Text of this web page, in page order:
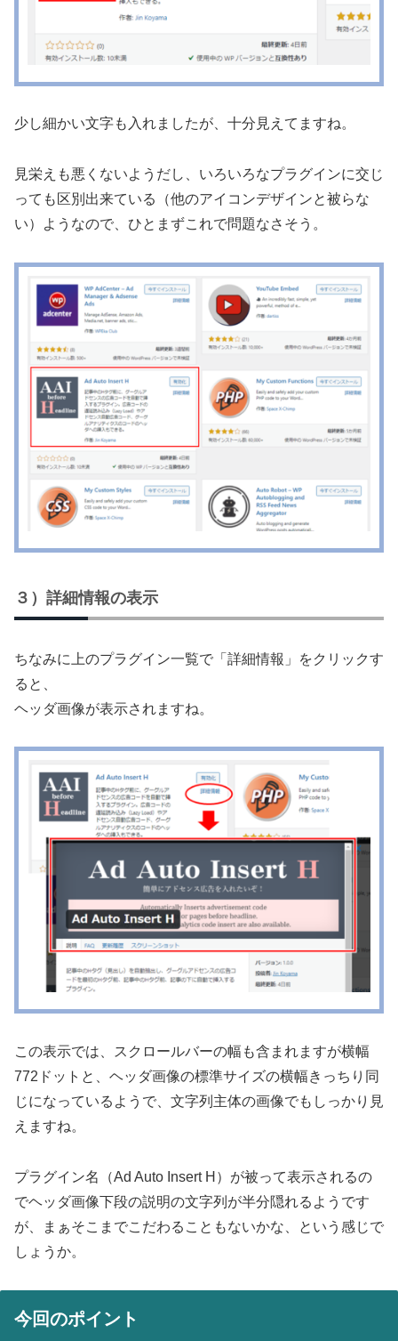
少し細かい文字も入れましたが、十分見えてますね。
見栄えも悪くないようだし、いろいろなプラグインに交じ
っても区別出来ている（他のアイコンデザインと被らな
い）ようなので、ひとまずこれで問題なさそう。
３）詳細情報の表示
ちなみに上のプラグイン一覧で「詳細情報」をクリックす
ると、
ヘッダ画像が表示されますね。
この表示では、スクロールバーの幅も含まれますが横幅
772ドットと、ヘッダ画像の標準サイズの横幅きっちり同
じになっているようで、文字列主体の画像でもしっかり見
えますね。
プラグイン名（Ad Auto Insert H）が被って表示されるの
でヘッダ画像下段の説明の文字列が半分隠れるようです
が、まぁそこまでこだわることもないかな、という感じで
しょうか。
今回のポイント